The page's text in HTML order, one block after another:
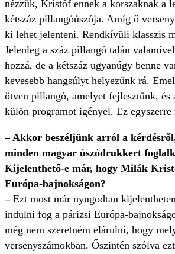
nézzük, Kristóf ennek a korszaknak a
kétszáz pillangóúszója. Amíg ő
ki lehet jelenteni. Rendkívüli klasszis
Jelenleg a száz pillangó talán
hozzá, de a kétszáz ugyanúgy benne
kevesebb hangsúlyt helyezünk rá.
ötven pillangó, amelyet fejlesztünk, és
külön programot igényel. Ez egyszerre
– Akkor beszéljünk arról a
minden magyar úszódrukkert
Kijelenthető-e már, hogy Milák
Európa-bajnokságon?
– Ezt most már nyugodtan
indulni fog a párizsi Európa-
még nem szeretném elárulni, hogy
versenyszámokban. Őszintén szólva